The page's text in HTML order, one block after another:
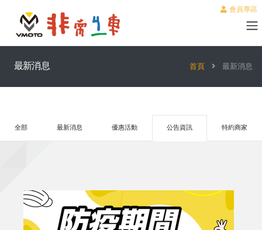
會員專區
最新消息 首頁 最新消息
全部 最新消息 優惠活動 公告資訊 特約商家